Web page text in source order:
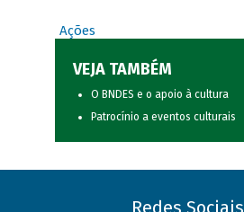
Ações
VEJA TAMBÉM
O BNDES e o apoio à cultura
Patrocínio a eventos culturais
Redes Sociais